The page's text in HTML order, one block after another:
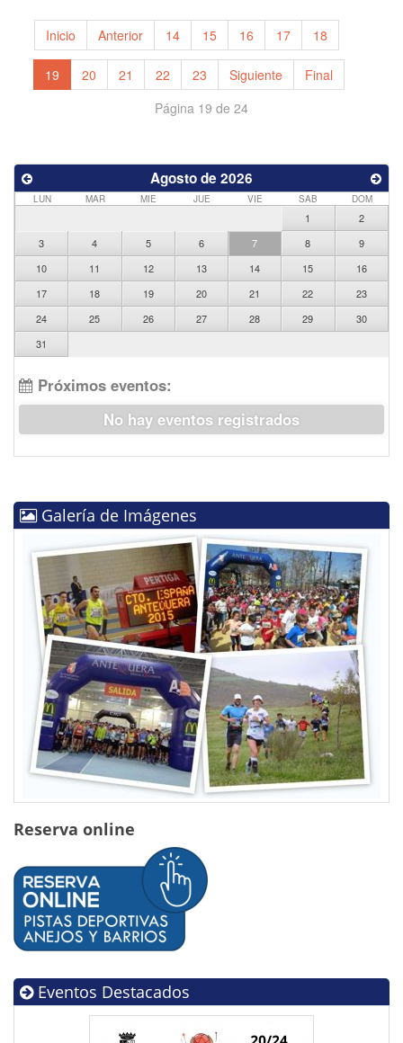
Inicio Anterior 14 15 16 17 18
19 20 21 22 23 Siguiente
Final
Página 19 de 24
Agosto de 2026
LUN MAR MIE JUE VIE SAB DOM
1
2
3
4 5 6 7 8
9
10
11 12 13 14 15
16
17
18 19 20 21 22
23
24
25 26 27 28 29
30
31
Próximos eventos:
No hay eventos registrados
Galería de Imágenes
Reserva online
Eventos Destacados